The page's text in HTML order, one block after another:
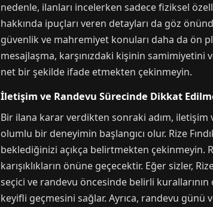
nedenle, ilanları incelerken sadece fiziksel
hakkında ipuçları veren detayları da göz
güvenlik ve mahremiyet konuları daha da ön
mesajlaşma, karşınızdaki kişinin
net bir şekilde ifade etmekten çekinmeyin.
İletişim ve Randevu Sürecinde Dikkat
Bir ilana karar verdikten sonraki adım, iletişim
olumlu bir deneyimin başlangıcı olur. Rize
beklediğinizi açıkça belirtmekten çekinmeyin.
karışıklıkların önüne geçecektir. Eğer sizler,
seçici ve randevu öncesinde belirli
keyifli geçmesini sağlar. Ayrıca, randevu günü